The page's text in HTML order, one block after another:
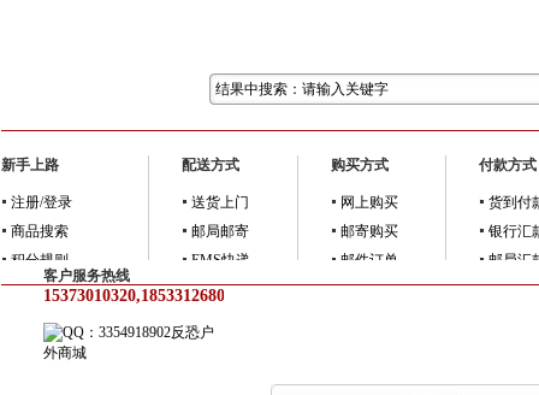
新手上路
注册/登录
商品搜索
积分规则
配送方式
送货上门
邮局邮寄
EMS快递
购买方式
网上购买
邮寄购买
邮件订单
付款方式
货到付
银行汇
邮局汇
客户服务热线
15373010320,18533126805
反恐户
外商城